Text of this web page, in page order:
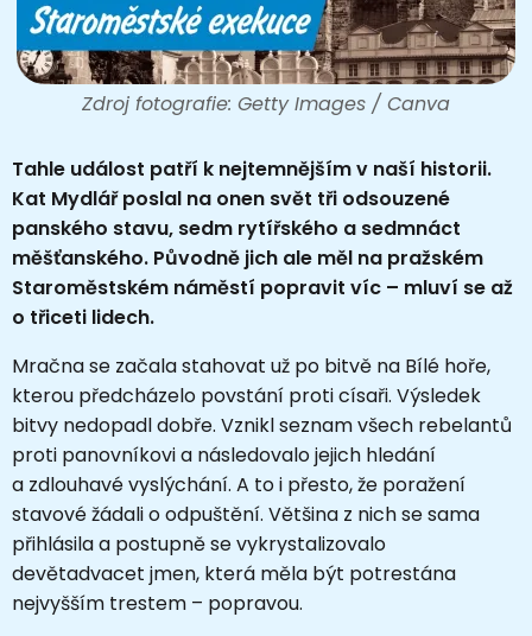
Zdroj fotografie: Getty Images / Canva
Tahle událost patří k nejtemnějším v naší historii.
Kat Mydlář poslal na onen svět tři odsouzené
panského stavu, sedm rytířského a sedmnáct
měšťanského. Původně jich ale měl na pražském
Staroměstském náměstí popravit víc – mluví se až
o třiceti lidech.
Mračna se začala stahovat už po bitvě na Bílé hoře,
kterou předcházelo povstání proti císaři. Výsledek
bitvy nedopadl dobře. Vznikl seznam všech rebelantů
proti panovníkovi a následovalo jejich hledání
a zdlouhavé vyslýchání. A to i přesto, že poražení
stavové žádali o odpuštění. Většina z nich se sama
přihlásila a postupně se vykrystalizovalo
devětadvacet jmen, která měla být potrestána
nejvyšším trestem – popravou.